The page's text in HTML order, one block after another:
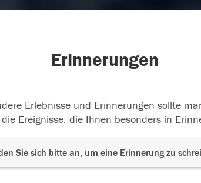
Erinnerungen
Erlebnisse und Erinnerungen sollte
Ereignisse, die Ihnen besonders in
Sie sich bitte an, um eine Erinnerung zu